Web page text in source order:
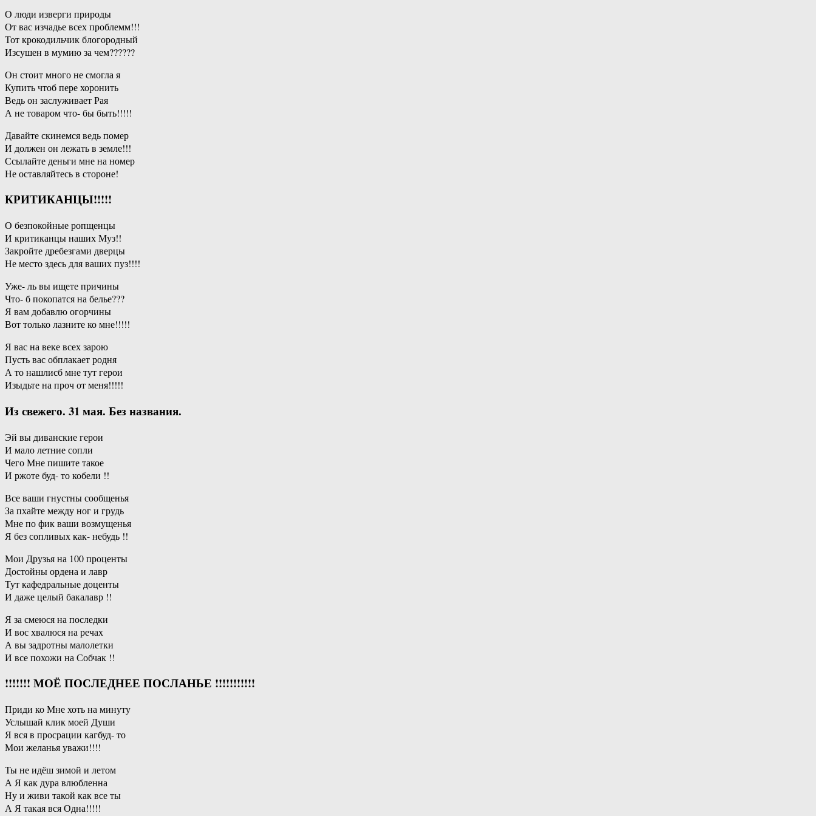
О люди изверги природы
От вас изчадье всех проблемм!!!
Тот крокодильчик блогородный
Изсушен в мумию за чем??????
Он стоит много не смогла я
Купить чтоб пере хоронить
Ведь он заслуживает Рая
А не товаром что- бы быть!!!!!
Давайте скинемся ведь помер
И должен он лежать в земле!!!
Ссылайте деньги мне на номер
Не оставляйтесь в стороне!
КРИТИКАНЦЫ!!!!!
О безпокойные ропщенцы
И критиканцы наших Муз!!
Закройте дребезгами дверцы
Не место здесь для ваших пуз!!!!
Уже- ль вы ищете причины
Что- б покопатся на белье???
Я вам добавлю огорчины
Вот только лазните ко мне!!!!!
Я вас на веке всех зарою
Пусть вас обплакает родня
А то нашлисб мне тут герои
Изыдьте на проч от меня!!!!!
Из свежего. 31 мая. Без названия.
Эй вы диванские герои
И мало летние сопли
Чего Мне пишите такое
И ржоте буд- то кобели !!
Все ваши гнустны сообщенья
За пхайте между ног и грудь
Мне по фик ваши возмущенья
Я без сопливых как- небудь !!
Мои Друзья на 100 проценты
Достойны ордена и лавр
Тут кафедральные доценты
И даже целый бакалавр !!
Я за смеюся на последки
И вос хвалюся на речах
А вы задротны малолетки
И все похожи на Собчак !!
!!!!!!! МОЁ ПОСЛЕДНЕЕ ПОСЛАНЬЕ !!!!!!!!!!!
Приди ко Мне хоть на минуту
Услышай клик моей Души
Я вся в просрации кагбуд- то
Мои желанья уважи!!!!
Ты не идёш зимой и летом
А Я как дура влюбленна
Ну и живи такой как все ты
А Я такая вся Одна!!!!!